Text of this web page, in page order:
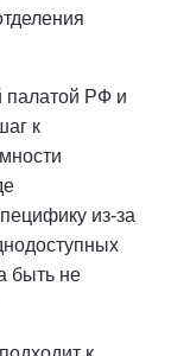
РФ и
к
из‑за
быть не